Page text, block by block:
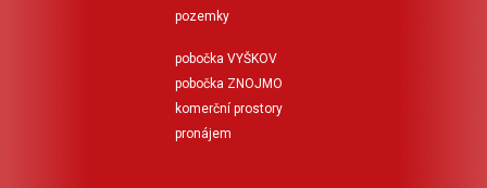
pozemky
pobočka VYŠKOV
pobočka ZNOJMO
komerční prostory
pronájem